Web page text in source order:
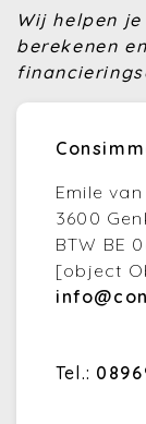
Wij helpen
berekenen
Emile
3600
BTW BE
[object
Tel.: